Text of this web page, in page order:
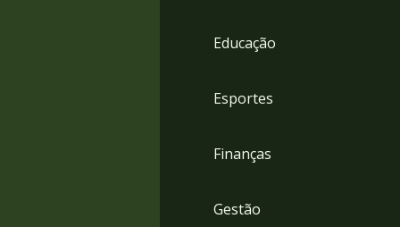
Educação
Esportes
Finanças
Gestão